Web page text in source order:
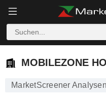
MOBILEZONE HOLDING
MOBILEZONE
MarketScreener